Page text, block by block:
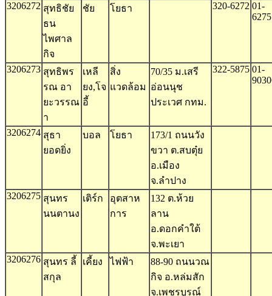
3206272 สุทธิชัย
ธน
ไพศาล
กิจ
ชัย โยธา 320-6272 01-
3206273 สุทธิพร
รณ อา
ยะวรรณ
า
เหลี
ยง,โจ
อี้
สิ่ง
แวดล้อม
70/35 ม.เสรี
อ่อนนุช
ประเวศ กทม.
322-5875 01-
3206274 สุธา
ยอดยิ่ง
บอล โยธา
173/1 ถนนวัง
ขวา ต.สบตุ๋ย
อ.เมือง
จ.ลำปาง
3206275 สุนทร
นนตานง
เติร์ก
อุตสาห
การ
132 ต.ห้วย
ลาน
อ.ดอกคำใต้
จ.พะเยา
3206276 สุนทร ลี้
สกุล
เคี้ยง ไฟฟ้า
88-90 ถนนวณ
กิจ อ.หล่มสัก
จ.เพชรบูรณ์